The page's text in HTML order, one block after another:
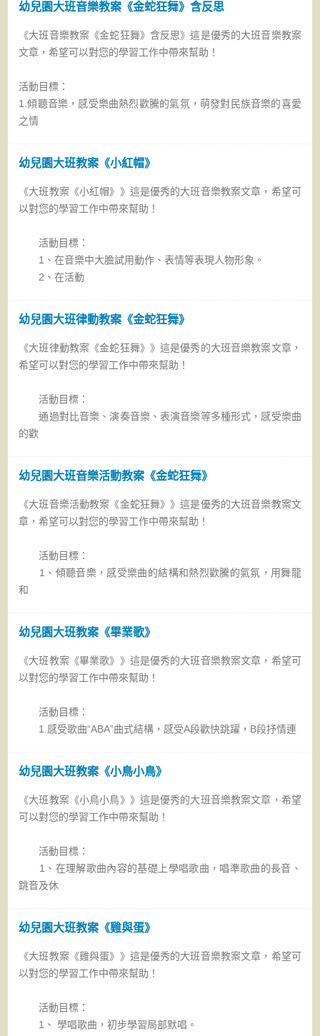
幼兒園大班音樂教案《金蛇狂舞》含反思
《大班音樂教案《金蛇狂舞》含反思》這是優秀的大班音樂教案
文章，希望可以對您的學習工作中帶來幫助！
活動目標：
1.傾聽音樂，感受樂曲熱烈歡騰的氣氛，萌發對民族音樂的喜愛
之情
幼兒園大班教案《小紅帽》
《大班教案《小紅帽》》這是優秀的大班音樂教案文章，希望可
以對您的學習工作中帶來幫助！
活動目標：
1、在音樂中大膽試用動作、表情等表現人物形象。
2、在活動
幼兒園大班律動教案《金蛇狂舞》
《大班律動教案《金蛇狂舞》》這是優秀的大班音樂教案文章，
希望可以對您的學習工作中帶來幫助！
活動目標：
通過對比音樂、演奏音樂、表演音樂等多種形式，感受樂曲
的歡
幼兒園大班音樂活動教案《金蛇狂舞》
《大班音樂活動教案《金蛇狂舞》》這是優秀的大班音樂教案文
章，希望可以對您的學習工作中帶來幫助！
活動目標：
1、傾聽音樂，感受樂曲的結構和熱烈歡騰的氣氛，用舞龍
和
幼兒園大班教案《畢業歌》
《大班教案《畢業歌》》這是優秀的大班音樂教案文章，希望可
以對您的學習工作中帶來幫助！
活動目標：
1.感受歌曲“ABA”曲式結構，感受A段歡快跳躍，B段抒情連
幼兒園大班教案《小鳥小鳥》
《大班教案《小鳥小鳥》》這是優秀的大班音樂教案文章，希望
可以對您的學習工作中帶來幫助！
活動目標：
1、在理解歌曲內容的基礎上學唱歌曲，唱準歌曲的長音、
跳音及休
幼兒園大班教案《雞與蛋》
《大班教案《雞與蛋》》這是優秀的大班音樂教案文章，希望可
以對您的學習工作中帶來幫助！
活動目標：
1、 學唱歌曲，初步學習局部默唱。